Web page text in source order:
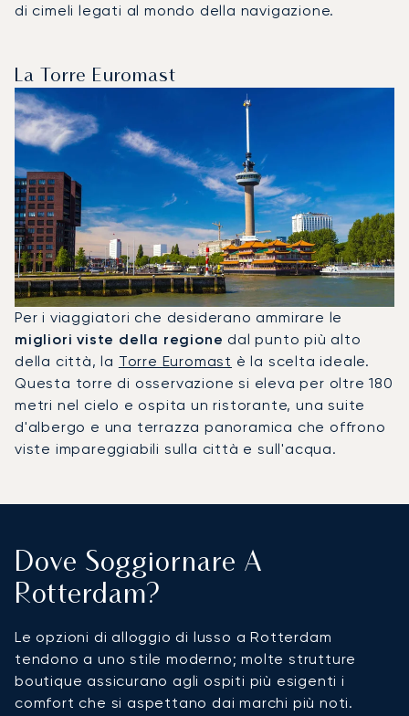
di cimeli legati al mondo della navigazione.
La Torre Euromast
Per i viaggiatori che desiderano ammirare le
migliori viste della regione dal punto più alto
della città, la Torre Euromast è la scelta ideale.
Questa torre di osservazione si eleva per oltre 180
metri nel cielo e ospita un ristorante, una suite
d'albergo e una terrazza panoramica che offrono
viste impareggiabili sulla città e sull'acqua.
Dove Soggiornare A
Rotterdam?
Le opzioni di alloggio di lusso a Rotterdam
tendono a uno stile moderno; molte strutture
boutique assicurano agli ospiti più esigenti i
comfort che si aspettano dai marchi più noti.